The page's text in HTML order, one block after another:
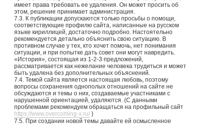
имеет права требовать ее удаления. Он может просить об
этом, решение принимает администрация.
7.3. К публикации допускаются только просьбы о помощи,
соответствующие профилю сайта, написанные на русском
языке кириллицей, достаточно подробно. Настоятельно
рекомендуется детально объяснить свою ситуацию. В
противном случае у тех, кто хочет помочь, нет понимания
ситуации, и при попытке дать совет они могут навредить.
«История», состоящая из 1-2-3 предложений,
рассматривается как нежелание человека трудиться и может
быть удалена без дополнительных объяснений.
7.4. Темой сайта является настоящая любовь, поэтому
вопросы сохранения однополых отношений на сайте не
обсуждаются и темы о них, создаваемые участниками с
нарушенной ориентацией, удаляются. (С данными
проблемами рекомендуем обращаться на профильный сайт
https://www.overcoming-x.ru/ )
7.5. При создании новой темы давайте ей осмысленное